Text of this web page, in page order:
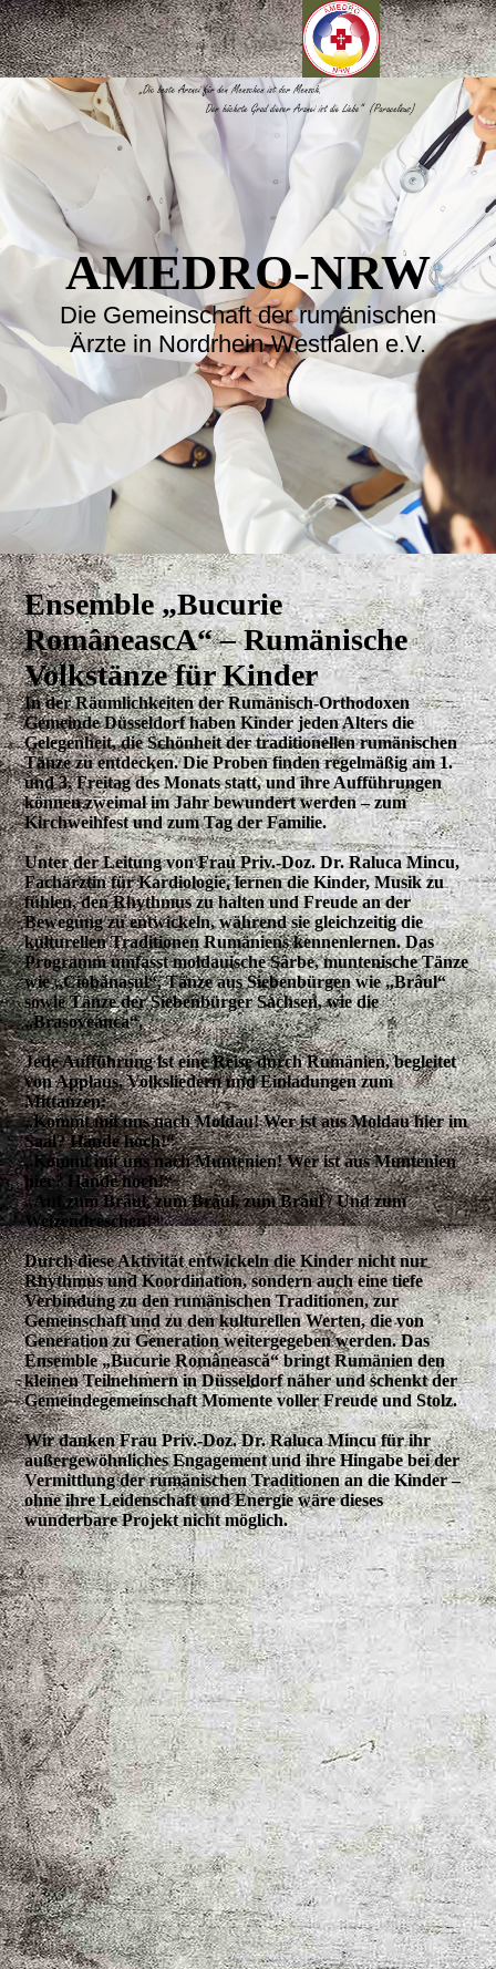
AMEDRO-NRW
Die Gemeinschaft der rumänischen
Ärzte in Nordrhein-Westfalen e.V.
Ensemble „Bucurie
RomâneascA“ – Rumänische
Volkstänze für Kinder
In der Räumlichkeiten der Rumänisch-Orthodoxen
Gemeinde Düsseldorf haben Kinder jeden Alters die
Gelegenheit, die Schönheit der traditionellen rumänischen
Tänze zu entdecken. Die Proben finden regelmäßig am 1.
und 3. Freitag des Monats statt, und ihre Aufführungen
können zweimal im Jahr bewundert werden – zum
Kirchweihfest und zum Tag der Familie.
Unter der Leitung von Frau Priv.-Doz. Dr. Raluca Mincu,
Fachärztin für Kardiologie, lernen die Kinder, Musik zu
fühlen, den Rhythmus zu halten und Freude an der
Bewegung zu entwickeln, während sie gleichzeitig die
kulturellen Traditionen Rumäniens kennenlernen. Das
Programm umfasst moldauische Sârbe, muntenische Tänze
wie „Ciobănașul“, Tänze aus Siebenbürgen wie „Brâul“
sowie Tänze der Siebenbürger Sachsen, wie die
„Brașoveanca“.
Jede Aufführung ist eine Reise durch Rumänien, begleitet
von Applaus, Volksliedern und Einladungen zum
Mittanzen:
„Kommt mit uns nach Moldau! Wer ist aus Moldau hier im
Saal? Hände hoch!“
„Kommt mit uns nach Muntenien! Wer ist aus Muntenien
hier? Hände hoch!“
„Auf zum Brâul, zum Brâul, zum Brâul / Und zum
Weizendreschen!“
Durch diese Aktivität entwickeln die Kinder nicht nur
Rhythmus und Koordination, sondern auch eine tiefe
Verbindung zu den rumänischen Traditionen, zur
Gemeinschaft und zu den kulturellen Werten, die von
Generation zu Generation weitergegeben werden. Das
Ensemble „Bucurie Românească“ bringt Rumänien den
kleinen Teilnehmern in Düsseldorf näher und schenkt der
Gemeindegemeinschaft Momente voller Freude und Stolz.
Wir danken Frau Priv.-Doz. Dr. Raluca Mincu für ihr
außergewöhnliches Engagement und ihre Hingabe bei der
Vermittlung der rumänischen Traditionen an die Kinder –
ohne ihre Leidenschaft und Energie wäre dieses
wunderbare Projekt nicht möglich.